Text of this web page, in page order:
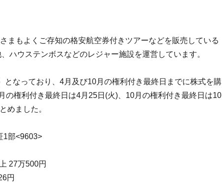
まもよくご存知の格安航空券付きツアーなどを販売している
ハウステンボスなどのレジャー施設を運営しています。
となっており、4月及び10月の権利付き最終日までに株式を購
の権利付き最終日は4月25日(火)、10月の権利付き最終日は10
めました。
1部<9603>
27万500円
円